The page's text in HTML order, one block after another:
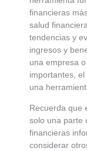
financieras
salud
tendencias y
ingresos y
una empresa
importantes,
una
Recuerda que
solo una parte
financieras
considerar